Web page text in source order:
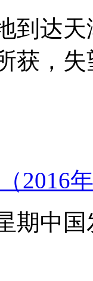
到达
获，
2016
期中